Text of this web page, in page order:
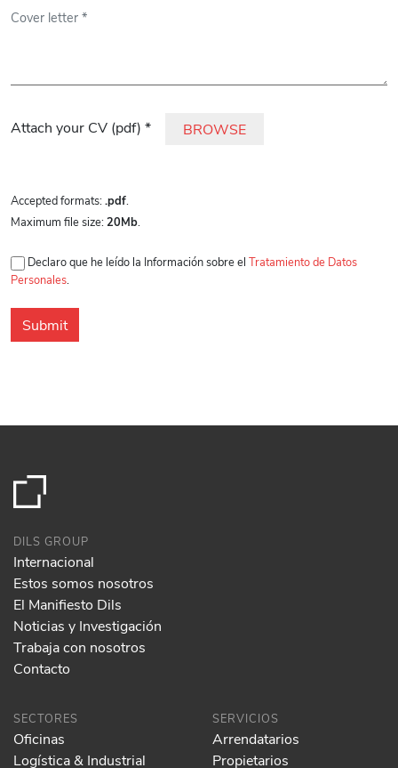
Attach your CV (pdf) *
BROWSE
Accepted formats: .pdf
Maximum file size: 20Mb
Declaro que he leído la Información sobre el Tratamiento de Datos
Personales
DILS GROUP
Internacional
Estos somos nosotros
El Manifiesto Dils
Noticias y Investigación
Trabaja con nosotros
Contacto
SECTORES
Oficinas
Logística & Industrial
SERVICIOS
Arrendatarios
Propietarios